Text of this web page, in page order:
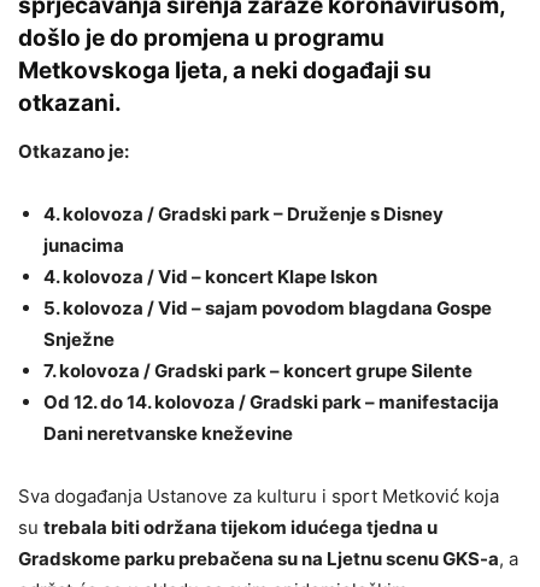
došlo je do promjena u programu
Metkovskoga ljeta, a neki događaji su
otkazani.
Otkazano je:
4. kolovoza / Gradski park – Druženje s Disney
junacima
4. kolovoza / Vid – koncert Klape Iskon
5. kolovoza / Vid – sajam povodom blagdana Gospe
Snježne
7. kolovoza / Gradski park – koncert grupe Silente
Od 12. do 14. kolovoza / Gradski park – manifestacija
Dani neretvanske kneževine
Sva događanja Ustanove za kulturu i sport Metković koja
su trebala biti održana tijekom idućega tjedna u
Gradskome parku prebačena su na Ljetnu scenu GKS-a, a